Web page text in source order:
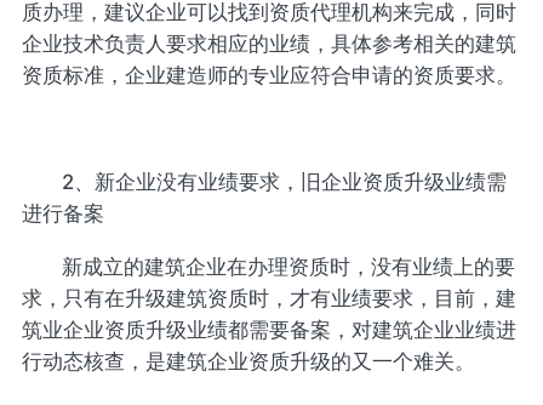
质办理，建议企业可以找到资质代理机构来完成，同时
企业技术负责人要求相应的业绩，具体参考相关的建筑
资质标准，企业建造师的专业应符合申请的资质要求。
2、新企业没有业绩要求，旧企业资质升级业绩需
进行备案
新成立的建筑企业在办理资质时，没有业绩上的要
求，只有在升级建筑资质时，才有业绩要求，目前，建
筑业企业资质升级业绩都需要备案，对建筑企业业绩进
行动态核查，是建筑企业资质升级的又一个难关。